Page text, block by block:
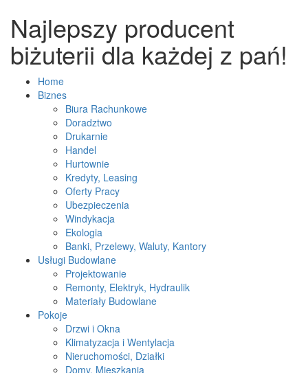
Najlepszy producent
biżuterii dla każdej z pań!
Home
Biznes
Biura Rachunkowe
Doradztwo
Drukarnie
Handel
Hurtownie
Kredyty, Leasing
Oferty Pracy
Ubezpieczenia
Windykacja
Ekologia
Banki, Przelewy, Waluty, Kantory
Usługi Budowlane
Projektowanie
Remonty, Elektryk, Hydraulik
Materiały Budowlane
Pokoje
Drzwi i Okna
Klimatyzacja i Wentylacja
Nieruchomości, Działki
Domy, Mieszkania